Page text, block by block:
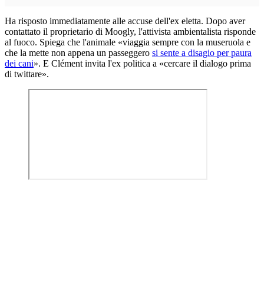
Ha risposto immediatamente alle accuse dell'ex eletta. Dopo aver
contattato il proprietario di Moogly, l'attivista ambientalista risponde
al fuoco. Spiega che l'animale «viaggia sempre con la museruola e
che la mette non appena un passeggero si sente a disagio per paura
dei cani». E Clément invita l'ex politica a «cercare il dialogo prima
di twittare».